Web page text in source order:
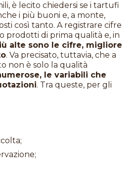
è lecito chiedersi se i tartufi
i più buoni e, a monte,
così tanto. A registrare cifre
prodotti di prima qualità e, in
alte sono le cifre, migliore
. Va precisato, tuttavia, che a
non è solo la qualità
le variabili che
. Tra queste, per gli